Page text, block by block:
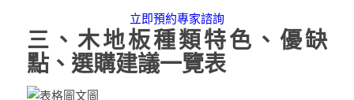
立即預約專家諮詢
三、木地板種類特色、優缺
點、選購建議一覽表